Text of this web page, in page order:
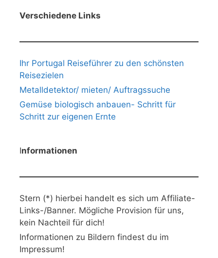
Verschiedene Links
Ihr Portugal Reiseführer zu den schönsten
Reisezielen
Metalldetektor/ mieten/ Auftragssuche
Gemüse biologisch anbauen- Schritt für
Schritt zur eigenen Ernte
Informationen
Stern (*) hierbei handelt es sich um Affiliate-
Links-/Banner. Mögliche Provision für uns,
kein Nachteil für dich!
Informationen zu Bildern findest du im
Impressum!